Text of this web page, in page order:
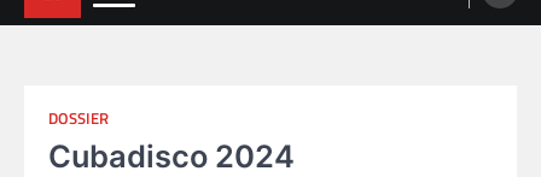
DOSSIER
Cubadisco 2024